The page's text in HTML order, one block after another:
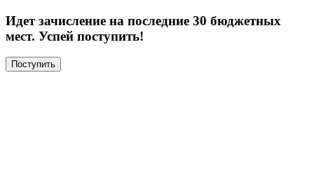
Идет зачисление на последние 30 бюджетных
мест. Успей поступить!
Поступить